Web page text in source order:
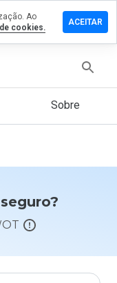
Sobre
Ao
cookies.
ACEITAR